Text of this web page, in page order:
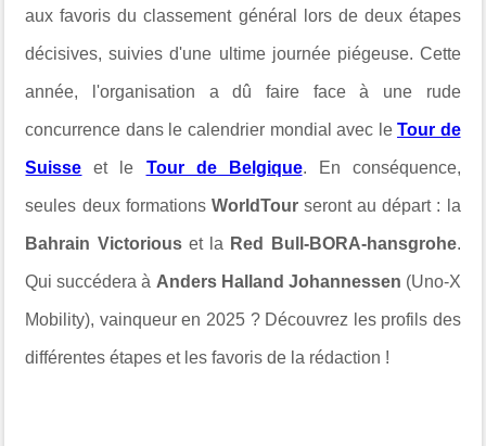
aux favoris du classement général lors de deux étapes
décisives, suivies d'une ultime journée piégeuse. Cette
année, l'organisation a dû faire face à une rude
concurrence dans le calendrier mondial avec leTour de
Suisse et le Tour de Belgique. En conséquence,
seules deux formations WorldTourseront au départ : la
Bahrain Victoriouset la Red Bull-BORA-hansgrohe.
Qui succédera à Anders Halland Johannessen (Uno-X
Mobility), vainqueur en 2025 ? Découvrez les profils des
différentes étapes et les favoris de la rédaction !